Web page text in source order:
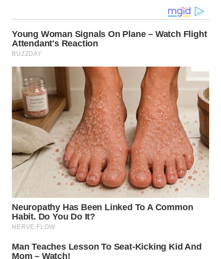
NUSANTARA
WN
WN
JATIM
WN
BALI
WN
KALBAR
KALTENG
WN
KALTARA